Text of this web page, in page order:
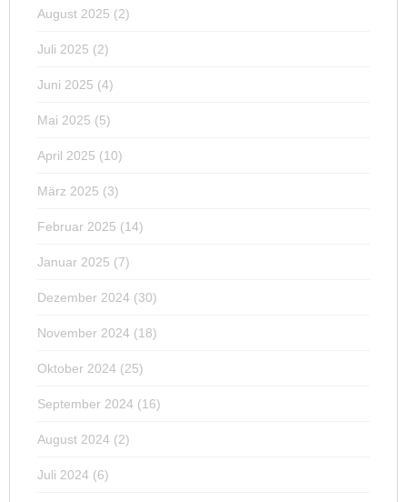
August 2025 (2)
Juli 2025 (2)
Juni 2025 (4)
Mai 2025 (5)
April 2025 (10)
März 2025 (3)
Februar 2025 (14)
Januar 2025 (7)
Dezember 2024 (30)
November 2024 (18)
Oktober 2024 (25)
September 2024 (16)
August 2024 (2)
Juli 2024 (6)